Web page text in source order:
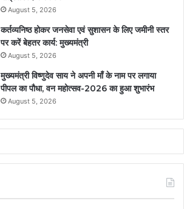
August 5, 2026
कर्तव्यनिष्ठ होकर जनसेवा एवं सुशासन के लिए जमीनी स्तर
पर करें बेहतर कार्य: मुख्यमंत्री
August 5, 2026
मुख्यमंत्री विष्णुदेव साय ने अपनी माँ के नाम पर लगाया
पीपल का पौधा, वन महोत्सव-2026 का हुआ शुभारंभ
August 5, 2026